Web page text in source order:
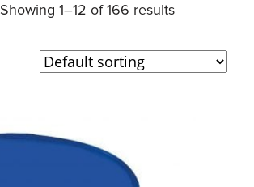
Showing 1–12 of 166 results